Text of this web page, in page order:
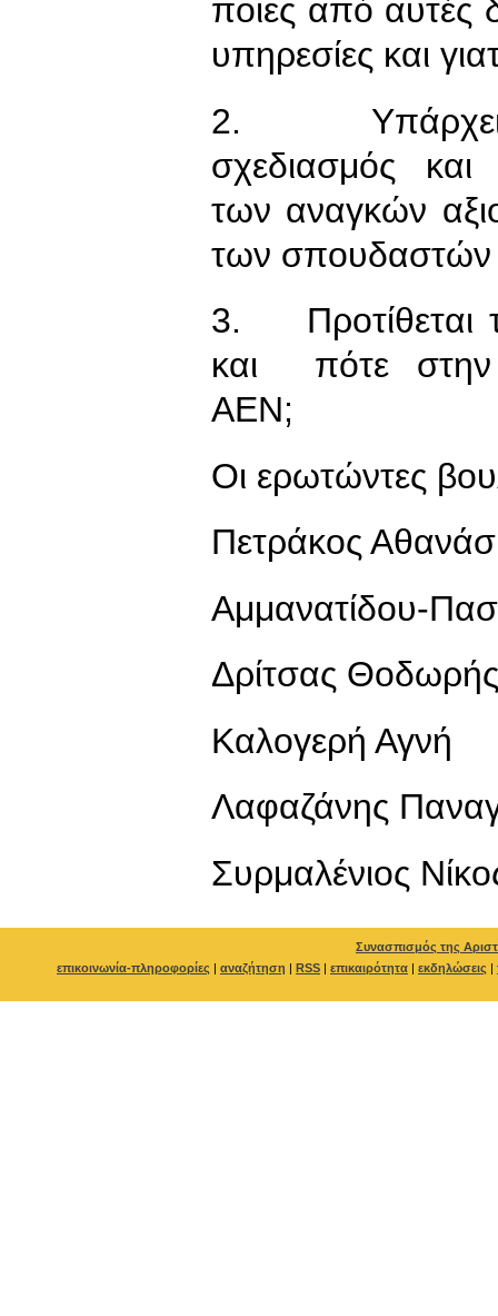
ποιες από αυτές
υπηρεσίες και
2. Υπάρχει
σχεδιασμός
των αναγκών
των
3. Προτίθεται
και πότε στην
ΑΕΝ;
Οι ερωτώντες
Πετράκος
Αμμανατίδου-
Δρίτσας Θοδωρής
Καλογερή Αγνή
Λαφαζάνης
Συρμαλένιος
Συνασπισμός της
επικοινωνία-πληροφορίες | αναζήτηση | RSS | επικαιρότητα | εκδηλώσεις |